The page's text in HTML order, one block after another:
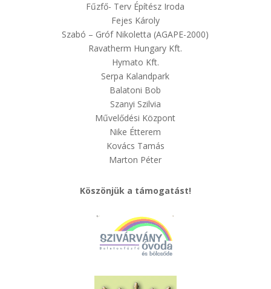
Fűzfő- Terv Építész Iroda
Fejes Károly
Szabó – Gróf Nikoletta (AGAPE-2000)
Ravatherm Hungary Kft.
Hymato Kft.
Serpa Kalandpark
Balatoni Bob
Szanyi Szilvia
Művelődési Központ
Nike Étterem
Kovács Tamás
Marton Péter
Köszönjük a támogatást!